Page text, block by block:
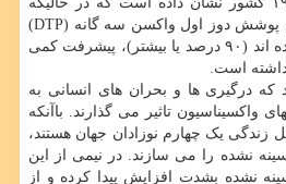
۱۳۱ کشور به صورت مداوم پوشش دوز اول واکسن سه گانه (DTP)
را در سطح بالایی حفظ نموده اند (۹۰ درصد یا بیشتر)، پیشرفت کمی
است.
درگیری ها و بحران های انسانی به
واکسیناسیون تاثیر می گذارند. باآنکه
محل زندگی یک چهارم نوزادان جهان هستند،
نشده را می سازند. در نیمی از این
نشده بشدت افزایش پیدا کرده و از